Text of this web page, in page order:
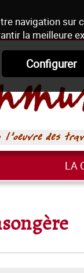
navigation sur
la meilleure
Configurer
LA